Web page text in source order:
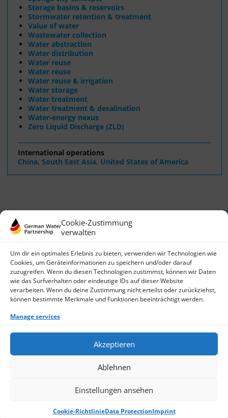
Cookie-Zustimmung
verwalten
Um dir ein optimales Erlebnis zu bieten, verwenden wir Technologien wie
Cookies, um Geräteinformationen zu speichern und/oder darauf
zuzugreifen. Wenn du diesen Technologien zustimmst, können wir Daten
wie das Surfverhalten oder eindeutige IDs auf dieser Website
verarbeiten. Wenn du deine Zustimmung nicht erteilst oder zurückziehst,
können bestimmte Merkmale und Funktionen beeinträchtigt werden.
Manage services
Akzeptieren
Ablehnen
Einstellungen ansehen
Cookie-RichtlinieData ProtectionImprint
Storage basins & reservoirs
Stormwater retention & treatment
Value of water
Wastewater collection
Water abstraction
Water distribution
Water reuse
Water reuse
Water reuse & irrigation
Water storage
Water treatment
Water treatment & desalination
Water-energy nexus
Zero Liquid Discharge (ZLD)
International operations
China, South East Asia, United States of America
German Water Partnership e.V.
Invalidenstraße 91
10115 Berlin, Germany
+49 30 3988722 0
Contact
Data Protection
© 2026 German Water Partnership e.V.